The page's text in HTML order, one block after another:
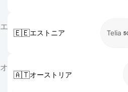
エ
🇪🇪エストニア Telia
オ
🇦🇹オーストリア